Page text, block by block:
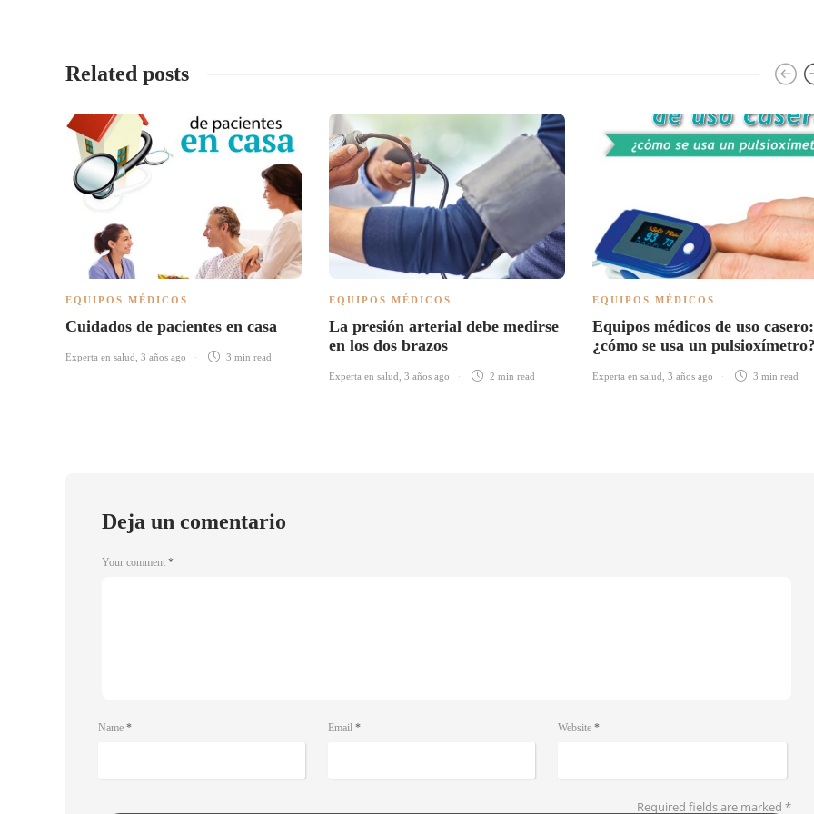
Related posts
EQUIPOS MÉDICOS
Cuidados de pacientes en casa
Experta en salud, 3 años ago 3 min read
EQUIPOS MÉDICOS
La presión arterial debe medirse
en los dos brazos
Experta en salud, 3 años ago 2 min read
EQUIPOS MÉDICOS
Equipos médicos de uso casero:
¿cómo se usa un pulsioxímetro?
Experta en salud, 3 años ago 3 min read
Deja un comentario
Your comment *
Name * Email * Website *
Required fields are marked*